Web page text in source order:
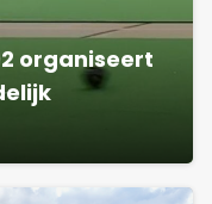
organiseert